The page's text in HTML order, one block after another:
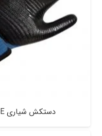
دستکش شیاری PSE مدل الماس کد 311